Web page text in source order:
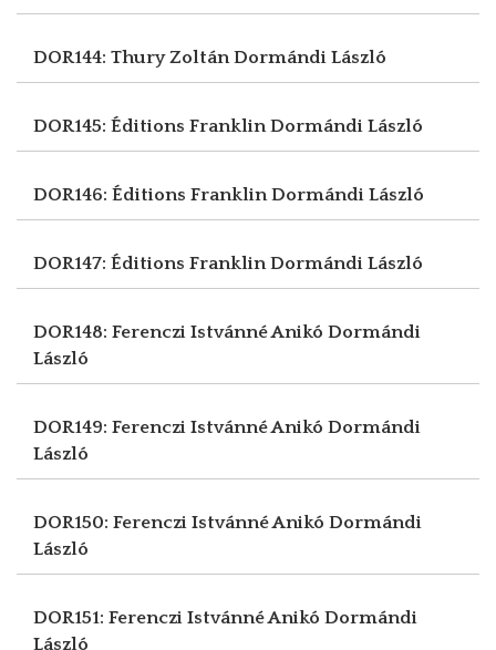
DOR144: Thury ZoltánDormándi László
DOR145: Éditions FranklinDormándi László
DOR146: Éditions FranklinDormándi László
DOR147: Éditions FranklinDormándi László
DOR148: Ferenczi Istvánné Anikó Dormándi
László
DOR149: Ferenczi Istvánné Anikó Dormándi
László
DOR150: Ferenczi Istvánné Anikó Dormándi
László
DOR151: Ferenczi Istvánné Anikó Dormándi
László